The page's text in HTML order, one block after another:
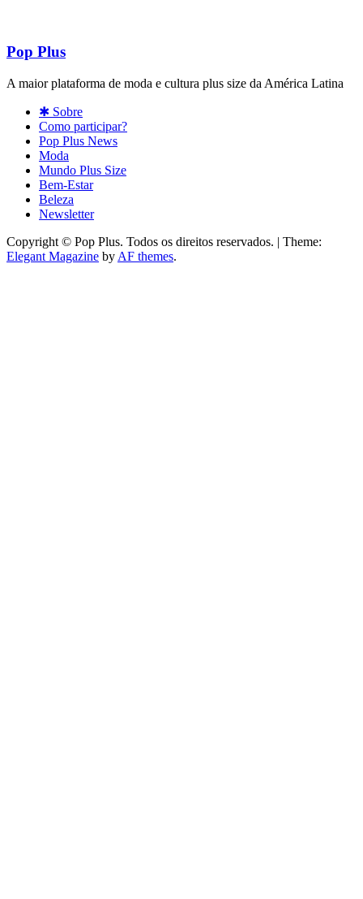
Pop Plus
A maior plataforma de moda e cultura plus size da América Latina
✱ Sobre
Como participar?
Pop Plus News
Moda
Mundo Plus Size
Bem-Estar
Beleza
Newsletter
Copyright © Pop Plus. Todos os direitos reservados. | Theme:
Elegant Magazine by AF themes.